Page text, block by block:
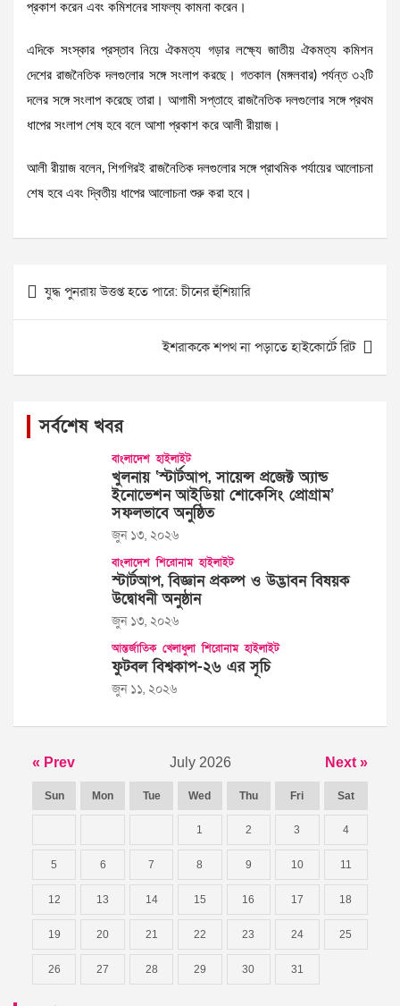
প্রকাশ করেন এবং কমিশনের সাফল্য কামনা করেন।
এদিকে সংস্কার প্রস্তাব নিয়ে ঐকমত্য গড়ার লক্ষ্যে জাতীয় ঐকমত্য কমিশন
দেশের রাজনৈতিক দলগুলোর সঙ্গে সংলাপ করছে। গতকাল (মঙ্গলবার) পর্যন্ত ৩২টি
দলের সঙ্গে সংলাপ করেছে তারা। আগামী সপ্তাহে রাজনৈতিক দলগুলোর সঙ্গে প্রথম
ধাপের সংলাপ শেষ হবে বলে আশা প্রকাশ করে আলী রীয়াজ।
আলী রীয়াজ বলেন, শিগগিরই রাজনৈতিক দলগুলোর সঙ্গে প্রাথমিক পর্যায়ের আলোচনা
শেষ হবে এবং দ্বিতীয় ধাপের আলোচনা শুরু করা হবে।
Post
navigation
যুদ্ধ পুনরায় উত্তপ্ত হতে পারে: চীনের হুঁশিয়ারি
ইশরাককে শপথ না পড়াতে হাইকোর্টে রিট
সর্বশেষ খবর
বাংলাদেশ হাইলাইট
খুলনায় ‘স্টার্টআপ, সায়েন্স প্রজেক্ট অ্যান্ড
ইনোভেশন আইডিয়া শোকেসিং প্রোগ্রাম’
সফলভাবে অনুষ্ঠিত
জুন ১৩, ২০২৬
বাংলাদেশ শিরোনাম হাইলাইট
স্টার্টআপ, বিজ্ঞান প্রকল্প ও উদ্ভাবন বিষয়ক
উদ্বোধনী অনুষ্ঠান
জুন ১৩, ২০২৬
আন্তর্জাতিক খেলাধুলা শিরোনাম হাইলাইট
ফুটবল বিশ্বকাপ-২৬ এর সূচি
জুন ১১, ২০২৬
« Prev July 2026 Next »
Sun Mon Tue Wed Thu Fri Sat
1 2 3 4
5 6 7 8 9 10 11
12 13 14 15 16 17 18
19 20 21 22 23 24 25
26 27 28 29 30 31